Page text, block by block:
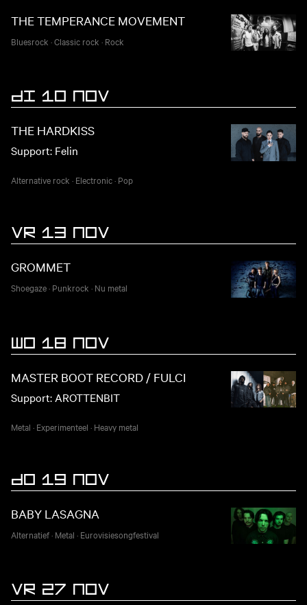
THE TEMPERANCE MOVEMENT
Bluesrock ·Classic rock · Rock
DI 10 NOV
THE HARDKISS
Support: Felin
Alternative rock · Electronic· Pop
VR 13 NOV
GROMMET
Shoegaze· Punkrock · Nu metal
WO 18 NOV
MASTER BOOT RECORD / FULCI
Support: AROTTENBIT
Metal · Experimenteel · Heavy metal
DO 19 NOV
BABY LASAGNA
Alternatief· Metal · Eurovisiesongfestival
VR 27 NOV